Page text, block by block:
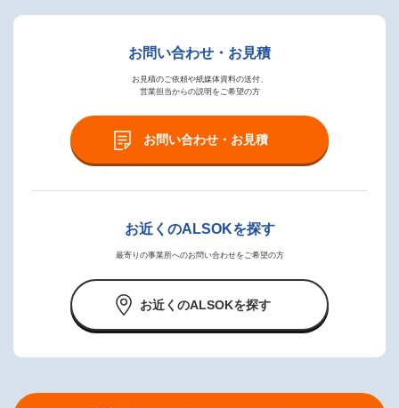
お問い合わせ・お見積
お見積のご依頼や紙媒体資料の送付、
営業担当からの説明をご希望の方
お問い合わせ・お見積
お近くのALSOKを探す
最寄りの事業所へのお問い合わせをご希望の方
お近くのALSOKを探す